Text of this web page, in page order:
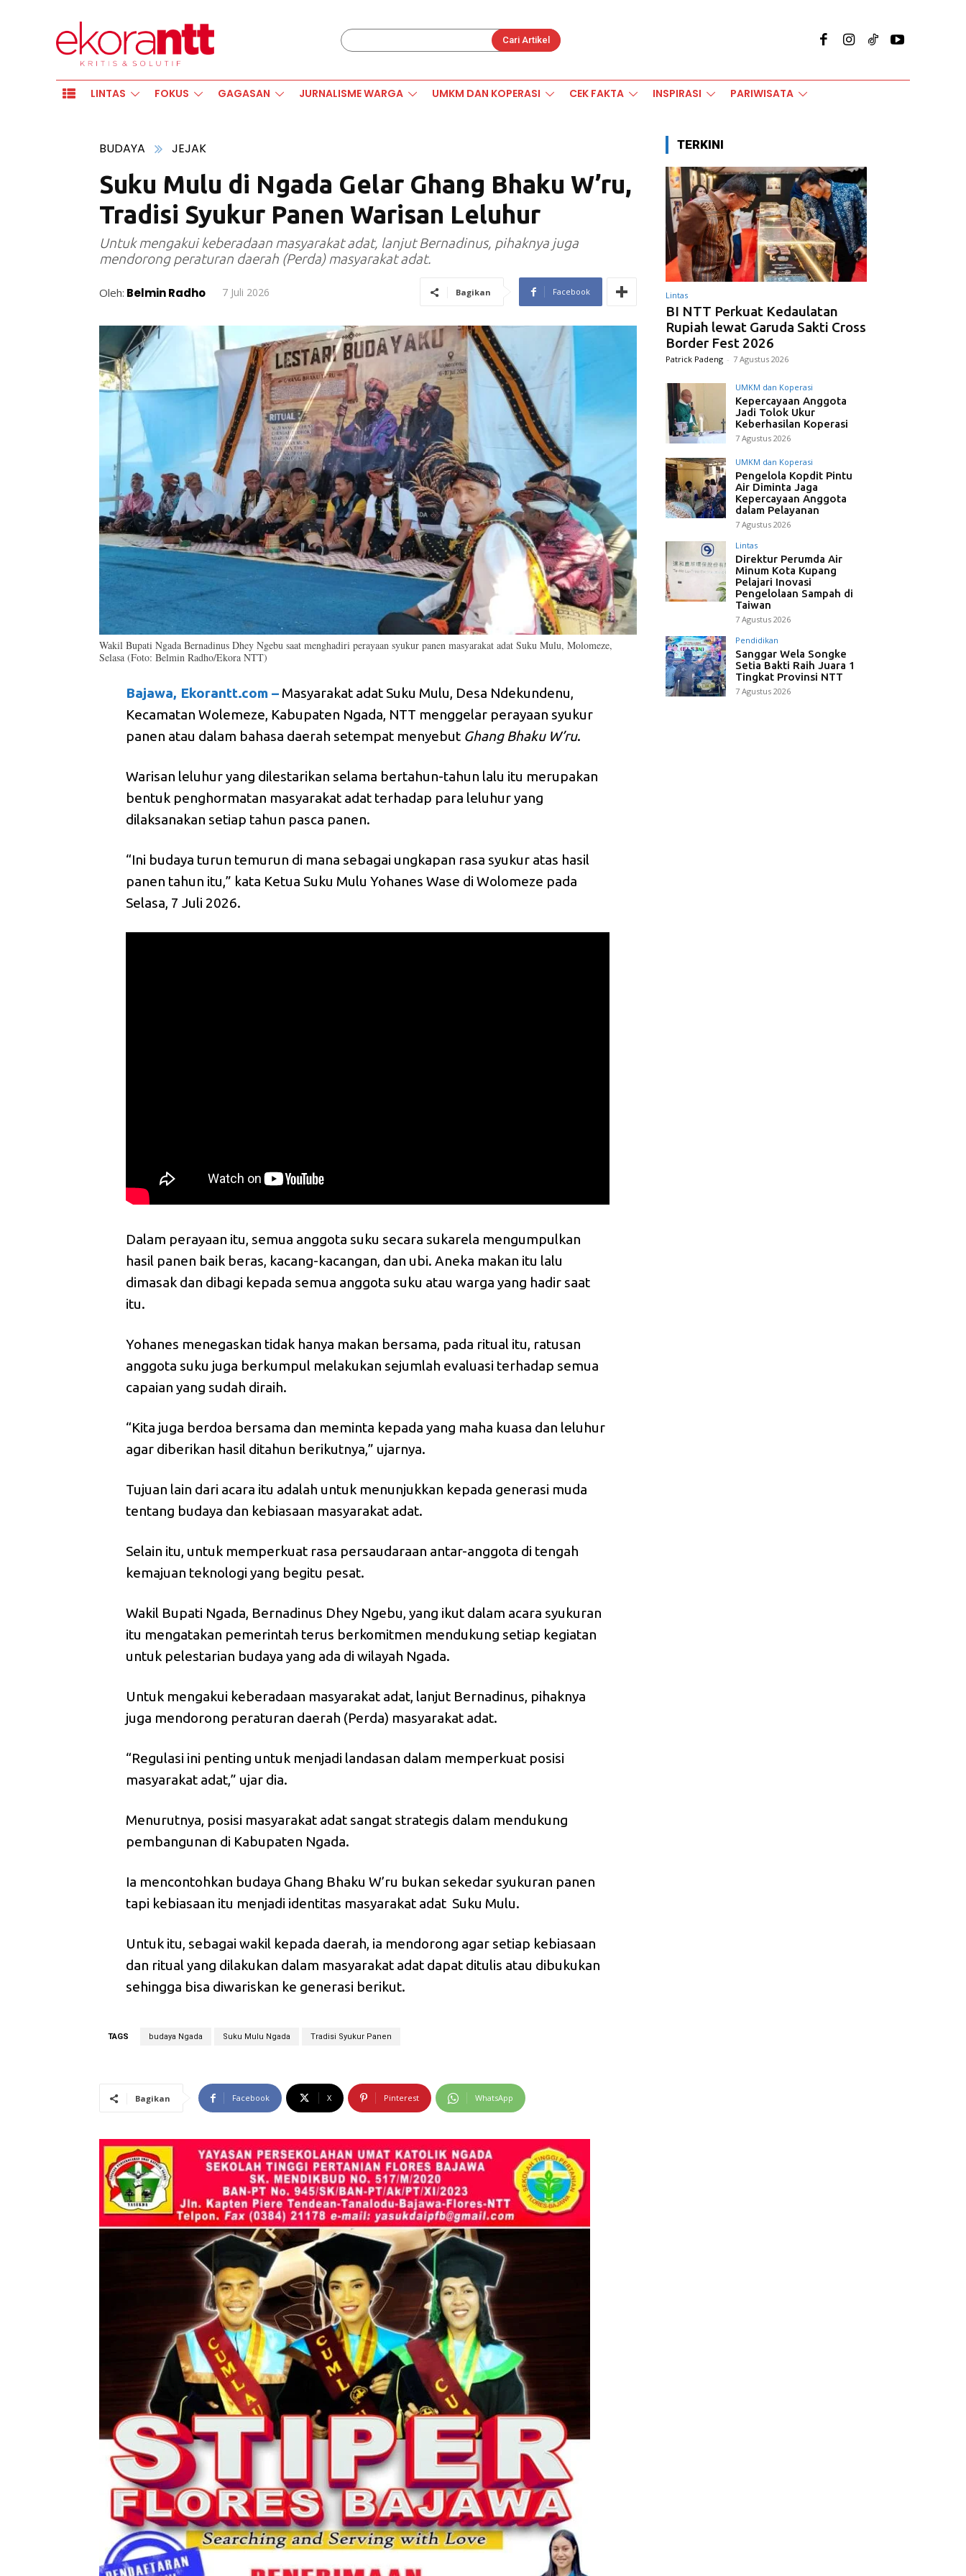
Cari Artikel
LINTAS FOKUS GAGASAN JURNALISME WARGA UMKM DAN KOPERASI CEK FAKTA INSPIRASI PARIWISATA
BUDAYA JEJAK
Suku Mulu di Ngada Gelar Ghang Bhaku W’ru,
Tradisi Syukur Panen Warisan Leluhur
Untuk mengakui keberadaan masyarakat adat, lanjut Bernadinus, pihaknya juga
mendorong peraturan daerah (Perda) masyarakat adat.
Oleh: Belmin Radho 7 Juli 2026 Bagikan Facebook
Wakil Bupati Ngada Bernadinus Dhey Ngebu saat menghadiri perayaan syukur panen masyarakat adat Suku Mulu, Molomeze,
Selasa (Foto: Belmin Radho/Ekora NTT)
Bajawa, Ekorantt.com – Masyarakat adat Suku Mulu, Desa Ndekundenu,
Kecamatan Wolemeze, Kabupaten Ngada, NTT menggelar perayaan syukur
panen atau dalam bahasa daerah setempat menyebut Ghang Bhaku W’ru.
Warisan leluhur yang dilestarikan selama bertahun-tahun lalu itu merupakan
bentuk penghormatan masyarakat adat terhadap para leluhur yang
dilaksanakan setiap tahun pasca panen.
“Ini budaya turun temurun di mana sebagai ungkapan rasa syukur atas hasil
panen tahun itu,” kata Ketua Suku Mulu Yohanes Wase di Wolomeze pada
Selasa, 7 Juli 2026.
Dalam perayaan itu, semua anggota suku secara sukarela mengumpulkan
hasil panen baik beras, kacang-kacangan, dan ubi. Aneka makan itu lalu
dimasak dan dibagi kepada semua anggota suku atau warga yang hadir saat
itu.
Yohanes menegaskan tidak hanya makan bersama, pada ritual itu, ratusan
anggota suku juga berkumpul melakukan sejumlah evaluasi terhadap semua
capaian yang sudah diraih.
“Kita juga berdoa bersama dan meminta kepada yang maha kuasa dan leluhur
agar diberikan hasil ditahun berikutnya,” ujarnya.
Tujuan lain dari acara itu adalah untuk menunjukkan kepada generasi muda
tentang budaya dan kebiasaan masyarakat adat.
Selain itu, untuk memperkuat rasa persaudaraan antar-anggota di tengah
kemajuan teknologi yang begitu pesat.
Wakil Bupati Ngada, Bernadinus Dhey Ngebu, yang ikut dalam acara syukuran
itu mengatakan pemerintah terus berkomitmen mendukung setiap kegiatan
untuk pelestarian budaya yang ada di wilayah Ngada.
Untuk mengakui keberadaan masyarakat adat, lanjut Bernadinus, pihaknya
juga mendorong peraturan daerah (Perda) masyarakat adat.
“Regulasi ini penting untuk menjadi landasan dalam memperkuat posisi
masyarakat adat,” ujar dia.
Menurutnya, posisi masyarakat adat sangat strategis dalam mendukung
pembangunan di Kabupaten Ngada.
Ia mencontohkan budaya Ghang Bhaku W’ru bukan sekedar syukuran panen
tapi kebiasaan itu menjadi identitas masyarakat adat Suku Mulu.
Untuk itu, sebagai wakil kepada daerah, ia mendorong agar setiap kebiasaan
dan ritual yang dilakukan dalam masyarakat adat dapat ditulis atau dibukukan
sehingga bisa diwariskan ke generasi berikut.
TAGS budaya Ngada Suku Mulu Ngada Tradisi Syukur Panen
Bagikan Facebook X Pinterest WhatsApp
TERKINI
Lintas
BI NTT Perkuat Kedaulatan
Rupiah lewat Garuda Sakti Cross
Border Fest 2026
Patrick Padeng - 7 Agustus 2026
UMKM dan Koperasi
Kepercayaan Anggota
Jadi Tolok Ukur
Keberhasilan Koperasi
7 Agustus 2026
UMKM dan Koperasi
Pengelola Kopdit Pintu
Air Diminta Jaga
Kepercayaan Anggota
dalam Pelayanan
7 Agustus 2026
Lintas
Direktur Perumda Air
Minum Kota Kupang
Pelajari Inovasi
Pengelolaan Sampah di
Taiwan
7 Agustus 2026
Pendidikan
Sanggar Wela Songke
Setia Bakti Raih Juara 1
Tingkat Provinsi NTT
7 Agustus 2026